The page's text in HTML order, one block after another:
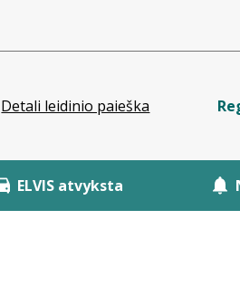
Detali leidinio paieška
ELVIS atvyksta